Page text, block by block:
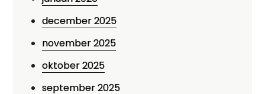
december 2025
november 2025
oktober 2025
september 2025